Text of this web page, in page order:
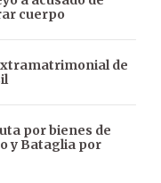
cuerpo
de
por bienes de
y Bataglia por